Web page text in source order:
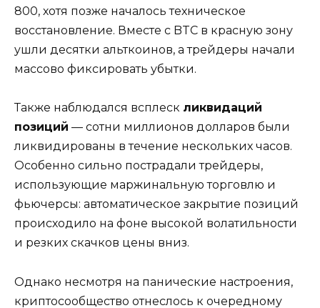
800, хотя позже началось техническое
восстановление. Вместе с BTC в красную зону
ушли десятки альткоинов, а трейдеры начали
массово фиксировать убытки.
Также наблюдался всплеск ликвидаций
позиций — сотни миллионов долларов были
ликвидированы в течение нескольких часов.
Особенно сильно пострадали трейдеры,
использующие маржинальную торговлю и
фьючерсы: автоматическое закрытие позиций
происходило на фоне высокой волатильности
и резких скачков цены вниз.
Однако несмотря на панические настроения,
криптосообщество отнеслось к очередному